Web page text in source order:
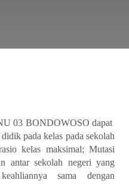
03 BONDOWOSO dapat
pada kelas pada sekolah
kelas maksimal; Mutasi
antar sekolah negeri yang
sama dengan